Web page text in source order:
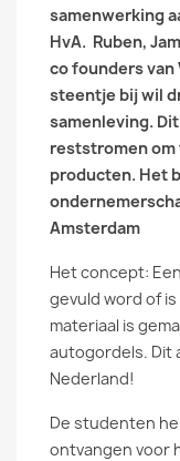
samenwerking
HvA. Ruben,
co founders van
steentje bij wil
samenleving.
reststromen
producten. Het
Amsterdam
Het concept:
gevuld word of
materiaal is
autogordels. Dit
Nederland!
De studenten
ontvangen voor